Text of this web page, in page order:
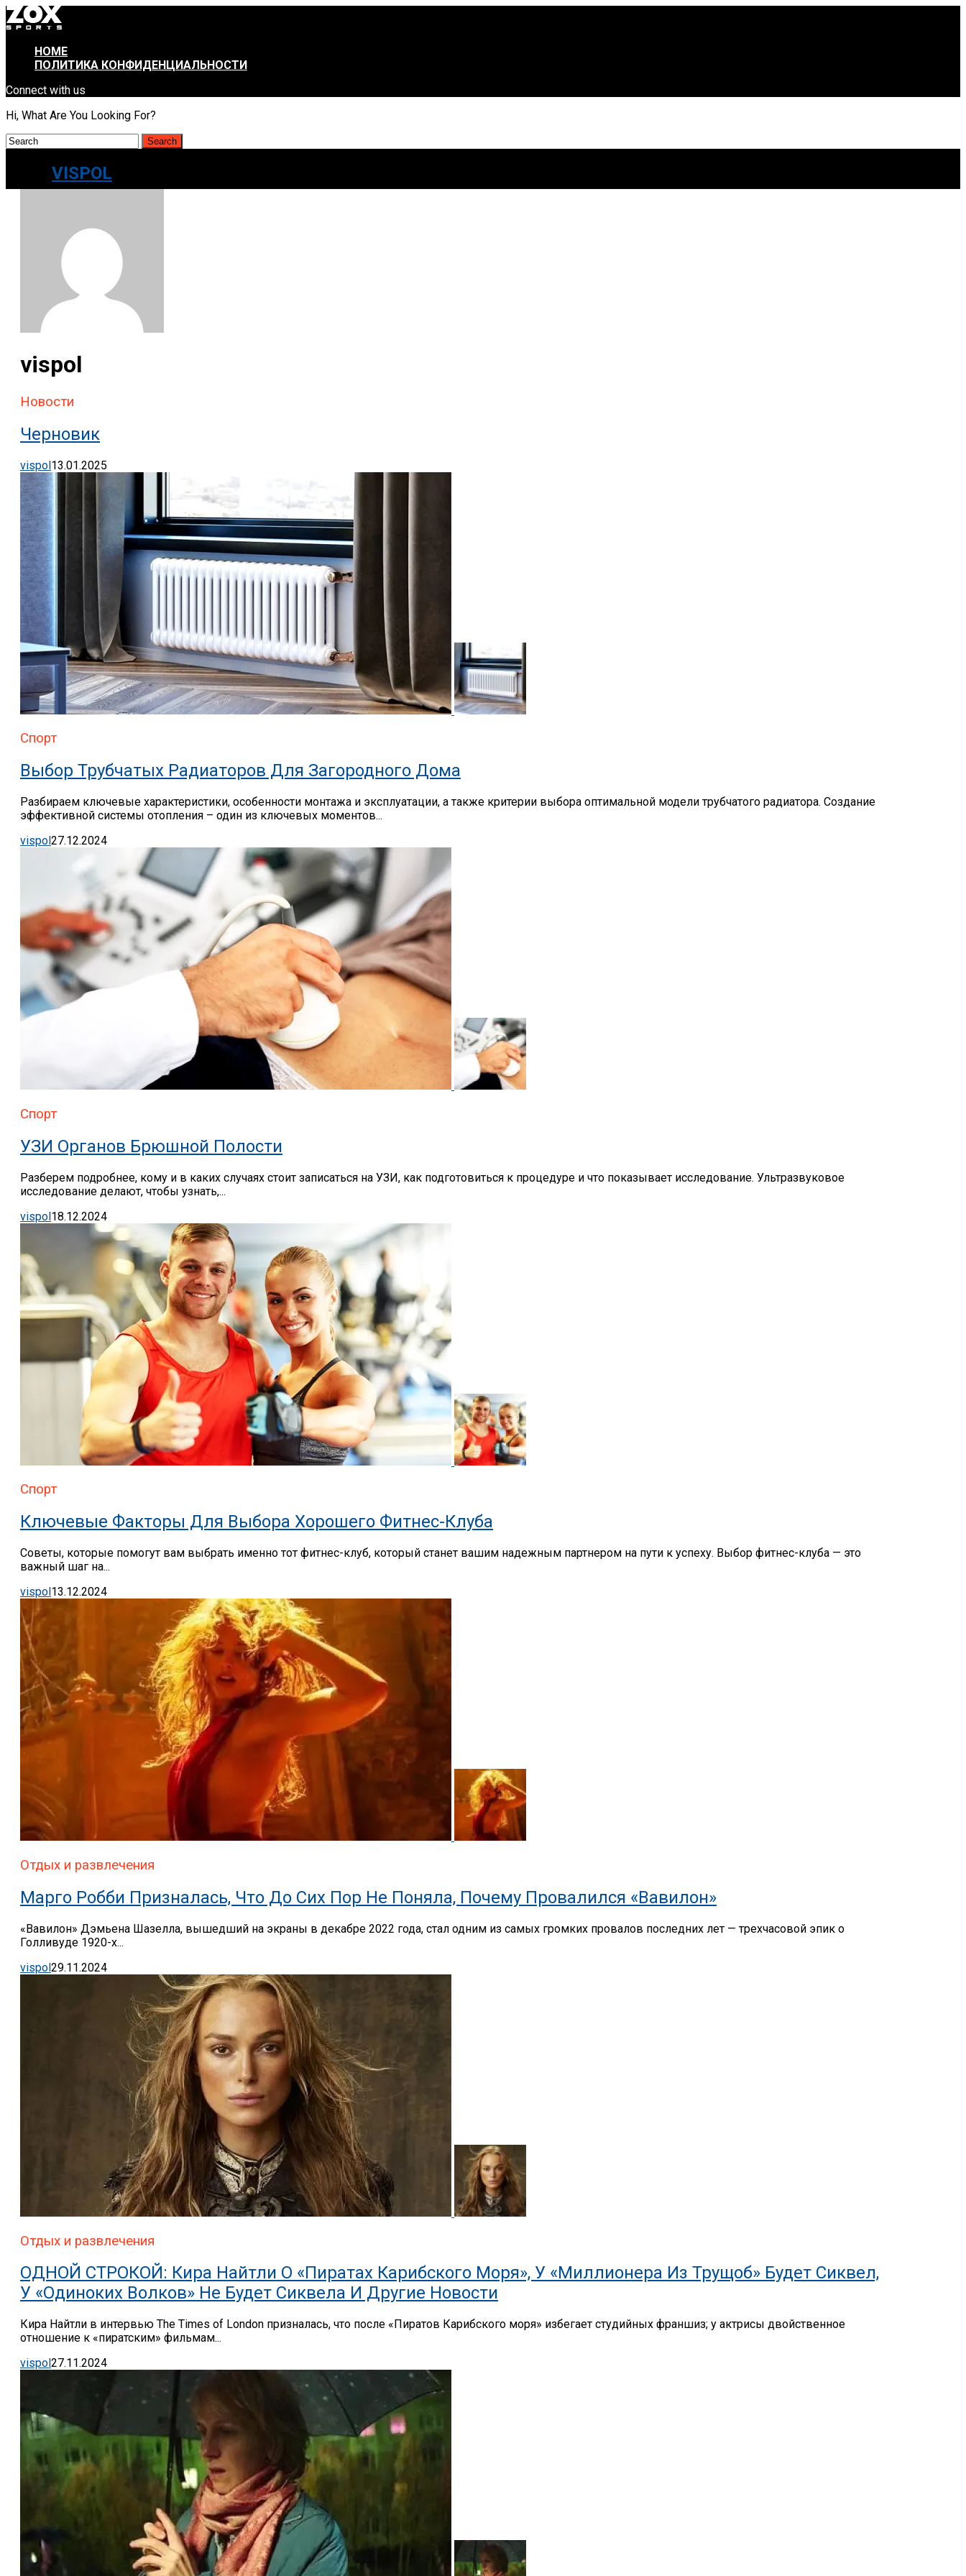
HOME
ПОЛИТИКА КОНФИДЕНЦИАЛЬНОСТИ
Connect with us
Hi, What Are You Looking For?
VISPOL
vispol
Новости
Черновик
vispol13.01.2025
Спорт
Выбор Трубчатых Радиаторов Для Загородного Дома
Разбираем ключевые характеристики, особенности монтажа и эксплуатации, а также критерии выбора оптимальной модели трубчатого радиатора. Создание
эффективной системы отопления – один из ключевых моментов...
vispol 27.12.2024
Спорт
УЗИ Органов Брюшной Полости
Разберем подробнее, кому и в каких случаях стоит записаться на УЗИ, как подготовиться к процедуре и что показывает исследование. Ультразвуковое
исследование делают, чтобы узнать,...
vispol18.12.2024
Спорт
Ключевые Факторы Для Выбора Хорошего Фитнес-Клуба
Советы, которые помогут вам выбрать именно тот фитнес-клуб, который станет вашим надежным партнером на пути к успеху. Выбор фитнес-клуба — это
важный шаг на...
vispol 13.12.2024
Отдых и развлечения
Марго Робби Призналась, Что До Сих Пор Не Поняла, Почему Провалился «Вавилон»
«Вавилон» Дэмьена Шазелла, вышедший на экраны в декабре 2022 года, стал одним из самых громких провалов последних лет — трехчасовой эпик о
Голливуде 1920-х...
vispol29.11.2024
Отдых и развлечения
ОДНОЙ СТРОКОЙ: Кира Найтли О «Пиратах Карибского Моря», У «Миллионера Из Трущоб» Будет Сиквел,
У «Одиноких Волков» Не Будет Сиквела И Другие Новости
Кира Найтли в интервью The Times of London призналась, что после «Пиратов Карибского моря» избегает студийных франшиз; у актрисы двойственное
отношение к «пиратским» фильмам...
vispol 27.11.2024